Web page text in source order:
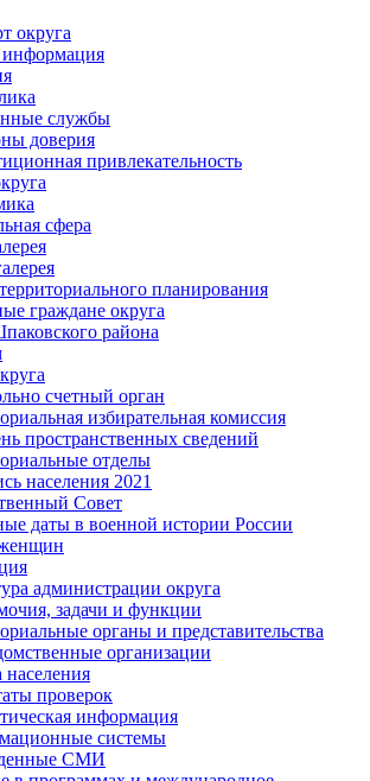
округа
службы
доверия
привлекательность
сфера
планирования
граждане округа
района
счетный орган
избирательная комиссия
пространственных сведений
отделы
населения 2021
Совет
даты в военной истории России
администрации округа
задачи и функции
органы и представительства
организации
населения
проверок
информация
системы
СМИ